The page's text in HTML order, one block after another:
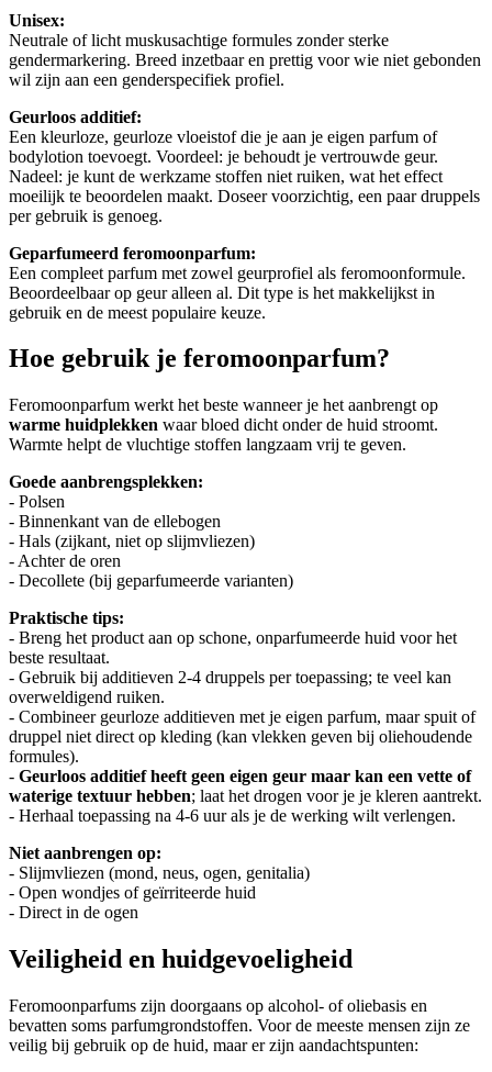
Unisex:
Neutrale of licht muskusachtige formules zonder sterke
gendermarkering. Breed inzetbaar en prettig voor wie niet gebonden
wil zijn aan een genderspecifiek profiel.
Geurloos additief:
Een kleurloze, geurloze vloeistof die je aan je eigen parfum of
bodylotion toevoegt. Voordeel: je behoudt je vertrouwde geur.
Nadeel: je kunt de werkzame stoffen niet ruiken, wat het effect
moeilijk te beoordelen maakt. Doseer voorzichtig, een paar druppels
per gebruik is genoeg.
Geparfumeerd feromoonparfum:
Een compleet parfum met zowel geurprofiel als feromoonformule.
Beoordeelbaar op geur alleen al. Dit type is het makkelijkst in
gebruik en de meest populaire keuze.
Hoe gebruik je feromoonparfum?
Feromoonparfum werkt het beste wanneer je het aanbrengt op
warme huidplekken waar bloed dicht onder de huid stroomt.
Warmte helpt de vluchtige stoffen langzaam vrij te geven.
Goede aanbrengsplekken:
- Polsen
- Binnenkant van de ellebogen
- Hals (zijkant, niet op slijmvliezen)
- Achter de oren
- Decollete (bij geparfumeerde varianten)
Praktische tips:
- Breng het product aan op schone, onparfumeerde huid voor het
beste resultaat.
- Gebruik bij additieven 2-4 druppels per toepassing; te veel kan
overweldigend ruiken.
- Combineer geurloze additieven met je eigen parfum, maar spuit of
druppel niet direct op kleding (kan vlekken geven bij oliehoudende
formules).
- Geurloos additief heeft geen eigen geur maar kan een vette of
waterige textuur hebben; laat het drogen voor je je kleren aantrekt.
- Herhaal toepassing na 4-6 uur als je de werking wilt verlengen.
Niet aanbrengen op:
- Slijmvliezen (mond, neus, ogen, genitalia)
- Open wondjes of geïrriteerde huid
- Direct in de ogen
Veiligheid en huidgevoeligheid
Feromoonparfums zijn doorgaans op alcohol- of oliebasis en
bevatten soms parfumgrondstoffen. Voor de meeste mensen zijn ze
veilig bij gebruik op de huid, maar er zijn aandachtspunten: